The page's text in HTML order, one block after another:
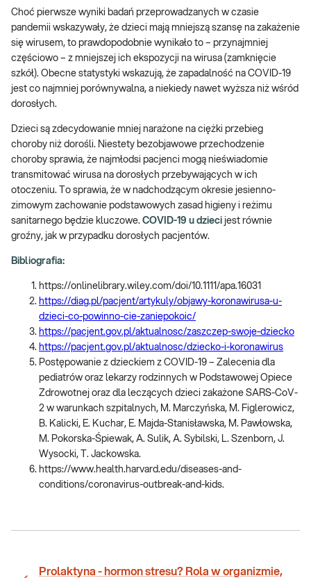
Choć pierwsze wyniki badań przeprowadzanych w czasie
pandemii wskazywały, że dzieci mają mniejszą szansę na zakażenie
się wirusem, to prawdopodobnie wynikało to – przynajmniej
częściowo – z mniejszej ich ekspozycji na wirusa (zamknięcie
szkół). Obecne statystyki wskazują, że zapadalność na COVID-19
jest co najmniej porównywalna, a niekiedy nawet wyższa niż wśród
dorosłych.
Dzieci są zdecydowanie mniej narażone na ciężki przebieg
choroby niż dorośli. Niestety bezobjawowe przechodzenie
choroby sprawia, że najmłodsi pacjenci mogą nieświadomie
transmitować wirusa na dorosłych przebywających w ich
otoczeniu. To sprawia, że w nadchodzącym okresie jesienno-
zimowym zachowanie podstawowych zasad higieny i reżimu
sanitarnego będzie kluczowe. COVID-19 u dzieci jest równie
groźny, jak w przypadku dorosłych pacjentów.
Bibliografia:
https://onlinelibrary.wiley.com/doi/10.1111/apa.16031
https://diag.pl/pacjent/artykuly/objawy-koronawirusa-u-
dzieci-co-powinno-cie-zaniepokoic/
https://pacjent.gov.pl/aktualnosc/zaszczep-swoje-dziecko
https://pacjent.gov.pl/aktualnosc/dziecko-i-koronawirus
Postępowanie z dzieckiem z COVID-19 – Zalecenia dla
pediatrów oraz lekarzy rodzinnych w Podstawowej Opiece
Zdrowotnej oraz dla leczących dzieci zakażone SARS-CoV-
2 w warunkach szpitalnych, M. Marczyńska, M. Figlerowicz,
B. Kalicki, E. Kuchar, E. Majda-Stanisławska, M. Pawłowska,
M. Pokorska-Śpiewak, A. Sulik, A. Sybilski, L. Szenborn, J.
Wysocki, T. Jackowska.
https://www.health.harvard.edu/diseases-and-
conditions/coronavirus-outbreak-and-kids.
Prolaktyna - hormon stresu? Rola w organizmie,